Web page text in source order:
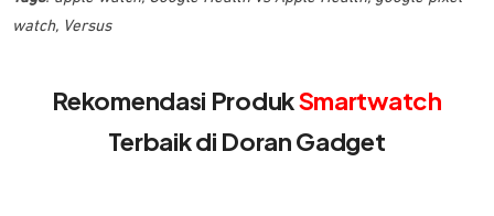
watch, Versus
Rekomendasi ProdukSmartwatch
Terbaik di Doran Gadget